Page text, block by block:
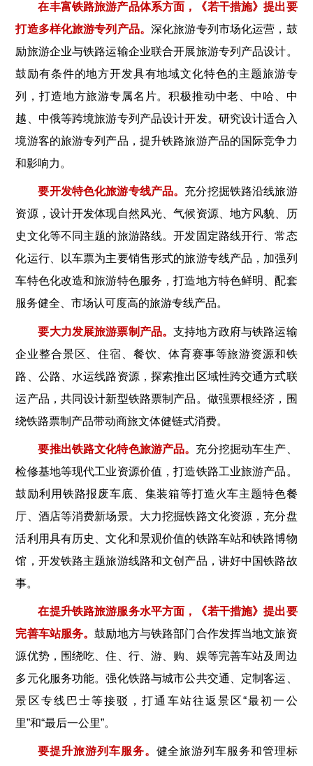
在丰富铁路旅游产品体系方面，《若干措施》提出要
打造多样化旅游专列产品。 深化旅游专列市场化运营，鼓
励旅游企业与铁路运输企业联合开展旅游专列产品设计。
鼓励有条件的地方开发具有地域文化特色的主题旅游专
列，打造地方旅游专属名片。积极推动中老、中哈、中
越、中俄等跨境旅游专列产品设计开发。研究设计适合入
境游客的旅游专列产品，提升铁路旅游产品的国际竞争力
和影响力。
要开发特色化旅游专线产品。 充分挖掘铁路沿线旅游
资源，设计开发体现自然风光、气候资源、地方风貌、历
史文化等不同主题的旅游路线。开发固定路线开行、常态
化运行、以车票为主要销售形式的旅游专线产品，加强列
车特色化改造和旅游特色服务，打造地方特色鲜明、配套
服务健全、市场认可度高的旅游专线产品。
要大力发展旅游票制产品。支持地方政府与铁路运输
企业整合景区、住宿、餐饮、体育赛事等旅游资源和铁
路、公路、水运线路资源，探索推出区域性跨交通方式联
运产品，共同设计新型铁路票制产品。做强票根经济，围
绕铁路票制产品带动商旅文体健链式消费。
要推出铁路文化特色旅游产品。 充分挖掘动车生产、
检修基地等现代工业资源价值，打造铁路工业旅游产品。
鼓励利用铁路报废车底、集装箱等打造火车主题特色餐
厅、酒店等消费新场景。大力挖掘铁路文化资源，充分盘
活利用具有历史、文化和景观价值的铁路车站和铁路博物
馆，开发铁路主题旅游线路和文创产品，讲好中国铁路故
事。
在提升铁路旅游服务水平方面，《若干措施》提出要
完善车站服务。鼓励地方与铁路部门合作发挥当地文旅资
源优势，围绕吃、住、行、游、购、娱等完善车站及周边
多元化服务功能。强化铁路与城市公共交通、定制客运、
景区专线巴士等接驳，打通车站往返景区“最初一公
里”和“最后一公里”。
要提升旅游列车服务。 健全旅游列车服务和管理标